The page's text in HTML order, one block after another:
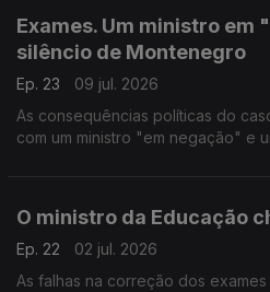
Exames. Um ministro em
silêncio de Montenegro
Ep. 23
09 jul. 2026
As consequências políticas do
com um ministro "em negação" e
O ministro da Educação
Ep. 22
02 jul. 2026
As falhas na correção dos